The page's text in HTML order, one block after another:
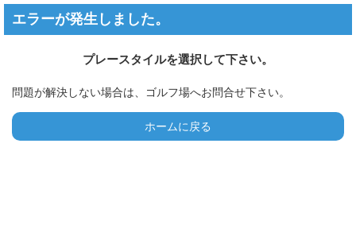
エラーが発生しました。
プレースタイルを選択して下さい。
問題が解決しない場合は、ゴルフ場へお問合せ下さい。
ホームに戻る